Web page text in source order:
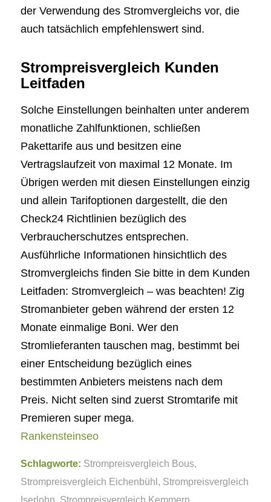
der Verwendung des Stromvergleichs vor, die
auch tatsächlich empfehlenswert sind.
Strompreisvergleich Kunden
Leitfaden
Solche Einstellungen beinhalten unter anderem
monatliche Zahlfunktionen, schließen
Pakettarife aus und besitzen eine
Vertragslaufzeit von maximal 12 Monate. Im
Übrigen werden mit diesen Einstellungen einzig
und allein Tarifoptionen dargestellt, die den
Check24 Richtlinien bezüglich des
Verbraucherschutzes entsprechen.
Ausführliche Informationen hinsichtlich des
Stromvergleichs finden Sie bitte in dem Kunden
Leitfaden: Stromvergleich – was beachten! Zig
Stromanbieter geben während der ersten 12
Monate einmalige Boni. Wer den
Stromlieferanten tauschen mag, bestimmt bei
einer Entscheidung bezüglich eines
bestimmten Anbieters meistens nach dem
Preis. Nicht selten sind zuerst Stromtarife mit
Premieren super mega.
Rankensteinseo
Schlagworte: Strompreisvergleich Bous,
Strompreisvergleich Eichenbühl, Strompreisvergleich
Iserlohn Strompreisvergleich Kemmern